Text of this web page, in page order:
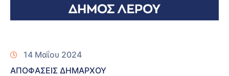
14 Μαΐου 2024
ΑΠΟΦΑΣΕΙΣ ΔΗΜΑΡΧΟΥ